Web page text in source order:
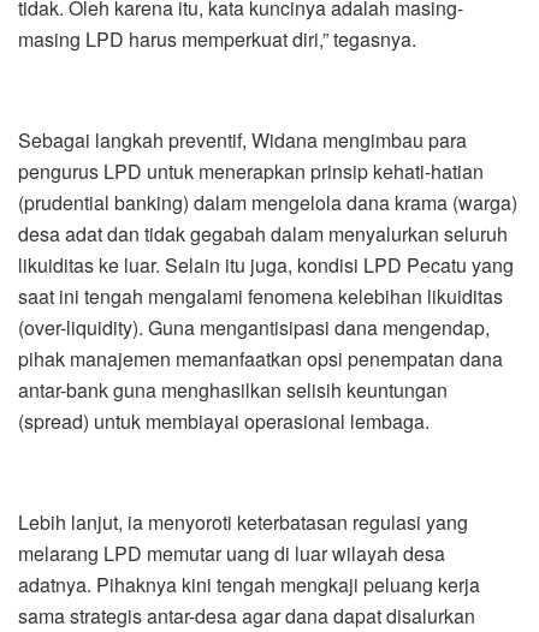
tidak. Oleh karena itu, kata kuncinya adalah masing-
masing LPD harus memperkuat diri,” tegasnya.
Sebagai langkah preventif, Widana mengimbau para
pengurus LPD untuk menerapkan prinsip kehati-hatian
(prudential banking) dalam mengelola dana krama (warga)
desa adat dan tidak gegabah dalam menyalurkan seluruh
likuiditas ke luar. Selain itu juga, kondisi LPD Pecatu yang
saat ini tengah mengalami fenomena kelebihan likuiditas
(over-liquidity). Guna mengantisipasi dana mengendap,
pihak manajemen memanfaatkan opsi penempatan dana
antar-bank guna menghasilkan selisih keuntungan
(spread) untuk membiayai operasional lembaga.
Lebih lanjut, ia menyoroti keterbatasan regulasi yang
melarang LPD memutar uang di luar wilayah desa
adatnya. Pihaknya kini tengah mengkaji peluang kerja
sama strategis antar-desa agar dana dapat disalurkan